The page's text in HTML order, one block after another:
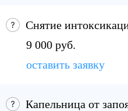
Снятие
9 000 руб.
оставить заявку
Капельница от